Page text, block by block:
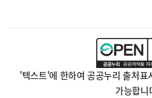
'텍스트'에 한하여 공공누리 출처표
가능합니